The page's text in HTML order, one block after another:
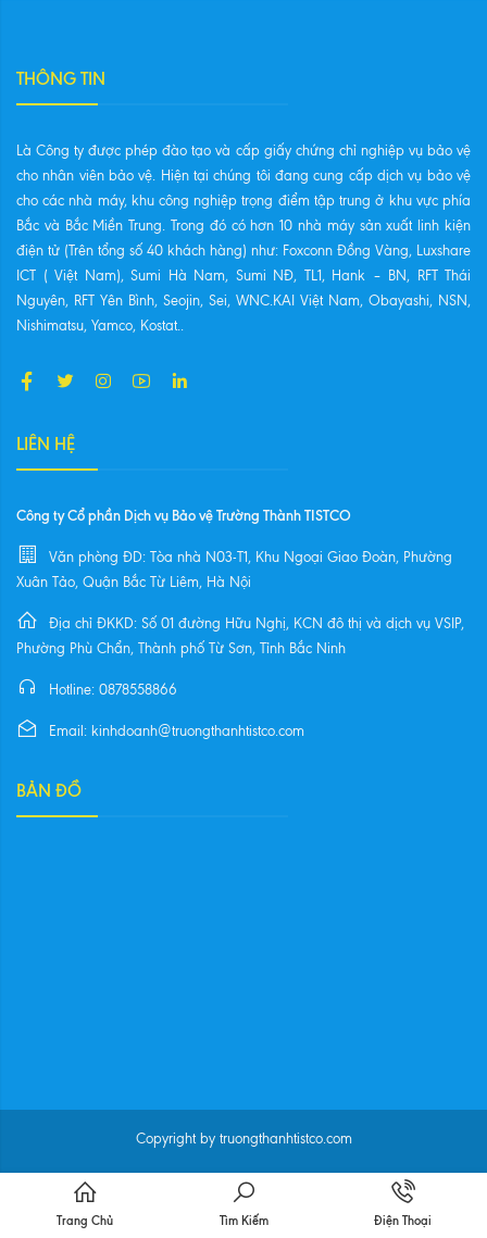
THÔNG TIN
Là Công ty được phép đào tạo và cấp giấy chứng chỉ nghiệp vụ bảo vệ
cho nhân viên bảo vệ. Hiện tại chúng tôi đang cung cấp dịch vụ bảo vệ
cho các nhà máy, khu công nghiệp trọng điểm tập trung ở khu vực phía
Bắc và Bắc Miền Trung. Trong đó có hơn 10 nhà máy sản xuất linh kiện
điện tử (Trên tổng số 40 khách hàng) như: Foxconn Đồng Vàng, Luxshare
ICT ( Việt Nam), Sumi Hà Nam, Sumi NĐ, TL1, Hank – BN, RFT Thái
Nguyên, RFT Yên Bình, Seojin, Sei, WNC.KAI Việt Nam, Obayashi, NSN,
Nishimatsu, Yamco, Kostat..
LIÊN HỆ
Công ty Cổ phần Dịch vụ Bảo vệ Trường Thành TISTCO
Văn phòng ĐD: Tòa nhà N03-T1, Khu Ngoại Giao Đoàn, Phường
Xuân Tảo, Quận Bắc Từ Liêm, Hà Nội
Địa chỉ ĐKKD: Số 01 đường Hữu Nghị, KCN đô thị và dịch vụ VSIP,
Phường Phù Chẩn, Thành phố Từ Sơn, Tỉnh Bắc Ninh
Hotline: 0878558866
Email: kinhdoanh@truongthanhtistco.com
BẢN ĐỒ
Copyright by truongthanhtistco.com
Trang Chủ Tìm Kiếm Điện Thoại